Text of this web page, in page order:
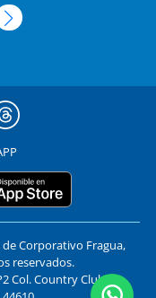
Corporativo Fragua,
reservados.
Col. Country Club,